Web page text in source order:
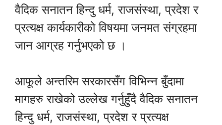
वैदिक सनातन हिन्दु धर्म, राजसंस्था, प्रदेश र
प्रत्यक्ष कार्यकारीको विषयमा जनमत संग्रहमा
जान आग्रह गर्नुभएको छ ।
आफूले अन्तरिम सरकारसँग विभिन्न बुँदामा
मागहरु राखेको उल्लेख गर्नुहुँदै वैदिक सनातन
हिन्दु धर्म, राजसंस्था, प्रदेश र प्रत्यक्ष